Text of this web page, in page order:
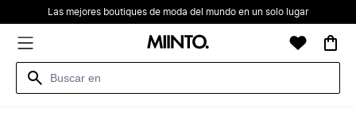
Las mejores boutiques de moda del mundo en un solo lugar